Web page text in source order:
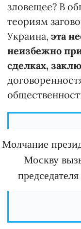
зловещее? В
теориям
Украина, эта
неизбежно
сделках,
Молчание
Москву